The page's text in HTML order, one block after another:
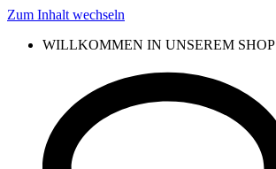
Zum Inhalt wechseln
WILLKOMMEN IN UNSEREM SHOP